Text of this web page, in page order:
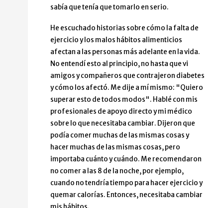
sabía que tenía que tomarlo en serio.
He escuchado historias sobre cómo la falta de
ejercicio y los malos hábitos alimenticios
afectan a las personas más adelante en la vida.
No entendí esto al principio, no hasta que vi
amigos y compañeros que contrajeron diabetes
y cómo los afectó. Me dije a mí mismo: "Quiero
superar esto de todos modos". Hablé con mis
profesionales de apoyo directo y mi médico
sobre lo que necesitaba cambiar. Dijeron que
podía comer muchas de las mismas cosas y
hacer muchas de las mismas cosas, pero
importaba cuánto y cuándo. Me recomendaron
no comer a las 8 de la noche, por ejemplo,
cuando no tendría tiempo para hacer ejercicio y
quemar calorías. Entonces, necesitaba cambiar